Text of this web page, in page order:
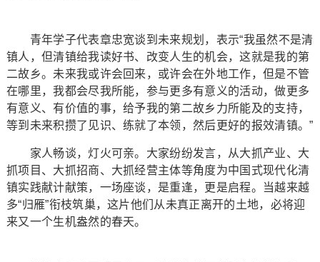
青年学子代表章忠宽谈到未来规划，表示“我虽然不是清
镇人，但清镇给我读好书、改变人生的机会，这就是我的第
二故乡。未来我或许会回来，或许会在外地工作，但是不管
在哪里，我都会尽我所能，参与更多有意义的活动，做更多
有意义、有价值的事，给予我的第二故乡力所能及的支持，
等到未来积攒了见识、练就了本领，然后更好的报效清镇。”
家人畅谈，灯火可亲。大家纷纷发言，从大抓产业、大
抓项目、大抓招商、大抓经营主体等角度为中国式现代化清
镇实践献计献策，一场座谈，是重逢，更是启程。当越来越
多“归雁”衔枝筑巢，这片他们从未真正离开的土地，必将迎
来又一个生机盎然的春天。